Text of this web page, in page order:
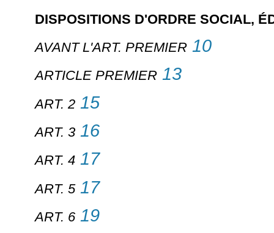
DISPOSITIONS D'ORDRE SOCIAL,
AVANT L'ART. PREMIER 10
ARTICLE PREMIER 13
ART. 2 15
ART. 3 16
ART. 4 17
ART. 517
ART. 6 19